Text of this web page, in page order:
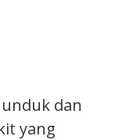
dan
yang